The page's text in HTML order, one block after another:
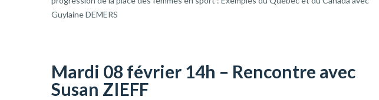
Guylaine DEMERS
Mardi 08 février 14h – Rencontre avec
Susan ZIEFF